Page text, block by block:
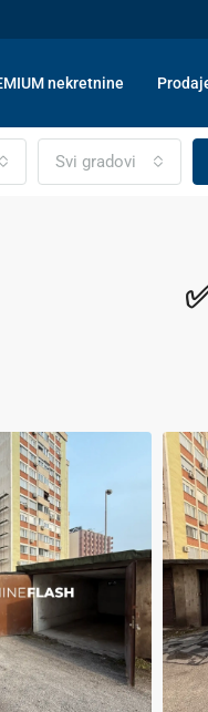
nekretnine
Svi gradovi